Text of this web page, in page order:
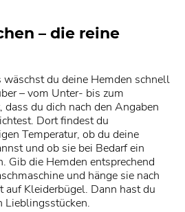
– die reine
du deine Hemden schnell
– vom Unter- bis zum
du dich nach den Angaben
Dort findest du
Temperatur, ob du deine
und ob sie bei Bedarf ein
Gib die Hemden entsprechend
und hänge sie nach
auf Kleiderbügel. Dann hast du
Lieblingsstücken.